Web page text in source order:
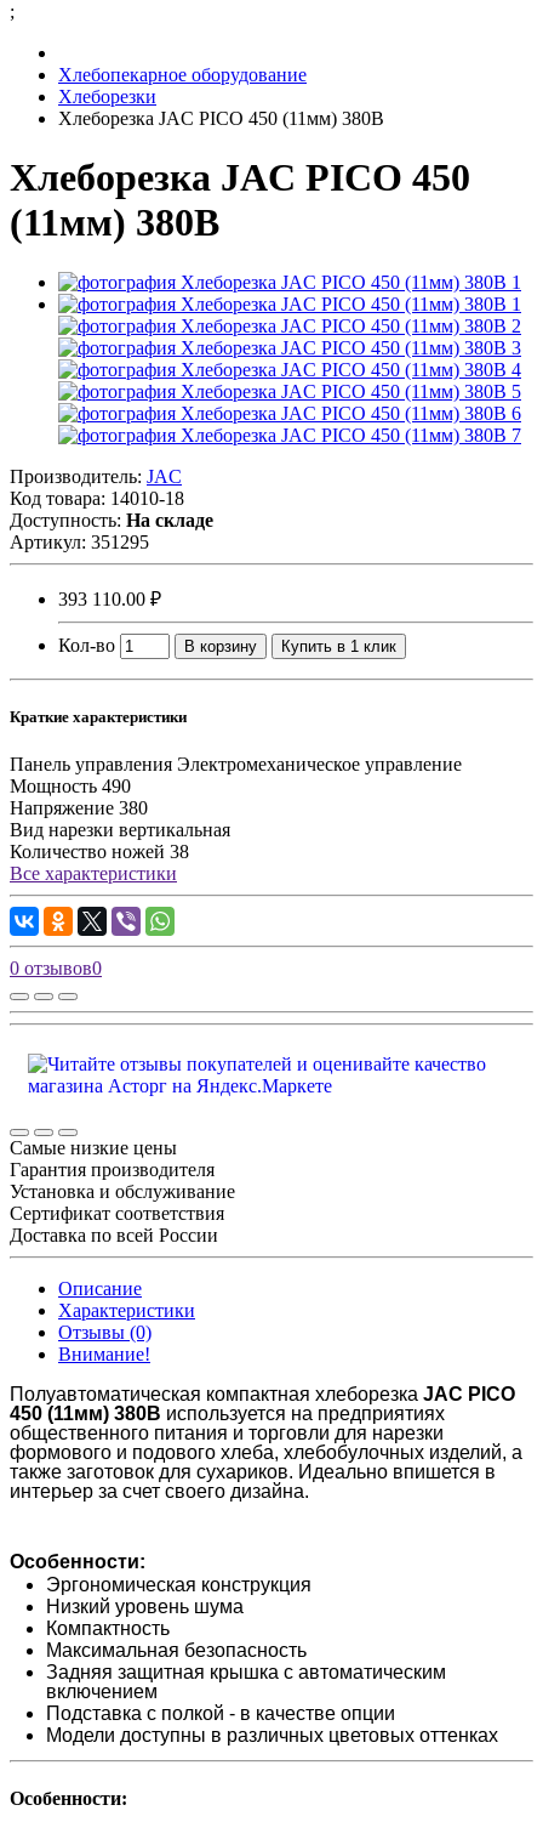
;
Хлебопекарное оборудование
Хлеборезки
Хлеборезка JAC PICO 450 (11мм) 380В
Хлеборезка JAC PICO 450
(11мм) 380В
Производитель: JAC
Код товара: 14010-18
Доступность: На складе
Артикул: 351295
393 110.00 ₽
Кол-во В корзину Купить в 1 клик
Краткие характеристики
Панель управления Электромеханическое управление
Мощность 490
Напряжение 380
Вид нарезки вертикальная
Количество ножей 38
Все характеристики
0 отзывов0
Самые низкие цены
Гарантия производителя
Установка и обслуживание
Сертификат соответствия
Доставка по всей России
Описание
Характеристики
Отзывы (0)
Внимание!
Полуавтоматическая компактная хлеборезка JAC PICO
450 (11мм) 380В используется на предприятиях
общественного питания и торговли для нарезки
формового и подового хлеба, хлебобулочных изделий, а
также заготовок для сухариков. Идеально впишется в
интерьер за счет своего дизайна.
Особенности:
Эргономическая конструкция
Низкий уровень шума
Компактность
Максимальная безопасность
Задняя защитная крышка с автоматическим
включением
Подставка с полкой - в качестве опции
Модели доступны в различных цветовых оттенках
Особенности: